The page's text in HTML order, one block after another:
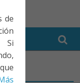
de
Si